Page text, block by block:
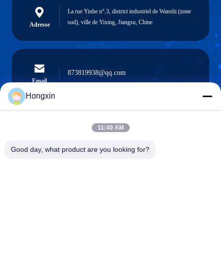
Adresse
La rue Yinhe n°.3, district industriel de Wanshi (zone
sud), ville de Yixing, Jiangsu, Chine
Email
873819938@qq.com
0086-510-13601538657
Hongxin
11:40 AM
Good day, what product are you looking for?